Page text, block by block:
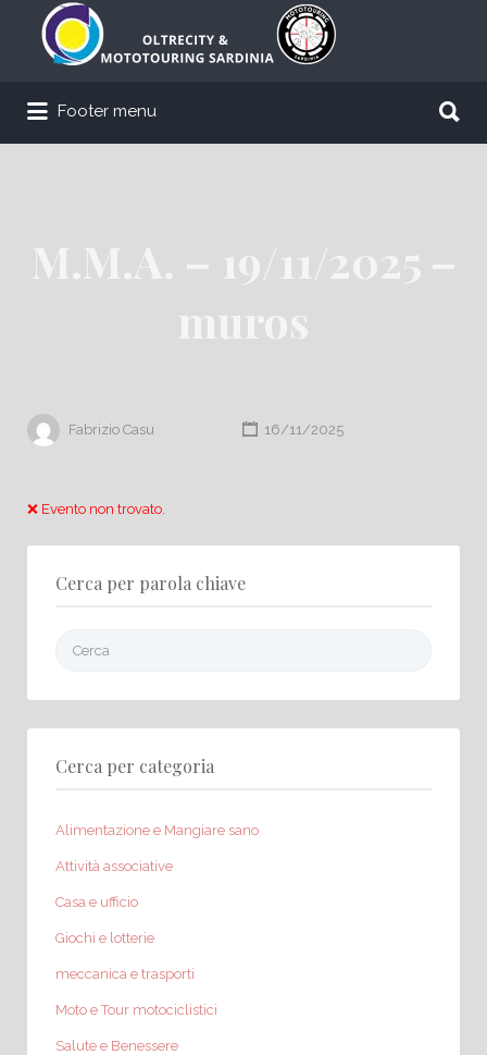
Cerca:
Footer menu
M.M.A. – 19/11/2025 –
muros
Fabrizio Casu 16/11/2025
❌ Evento non trovato.
Cerca per parola chiave
Cerca per categoria
Alimentazione e Mangiare sano
Attività associative
Casa e ufficio
Giochi e lotterie
meccanica e trasporti
Moto e Tour motociclistici
Salute e Benessere